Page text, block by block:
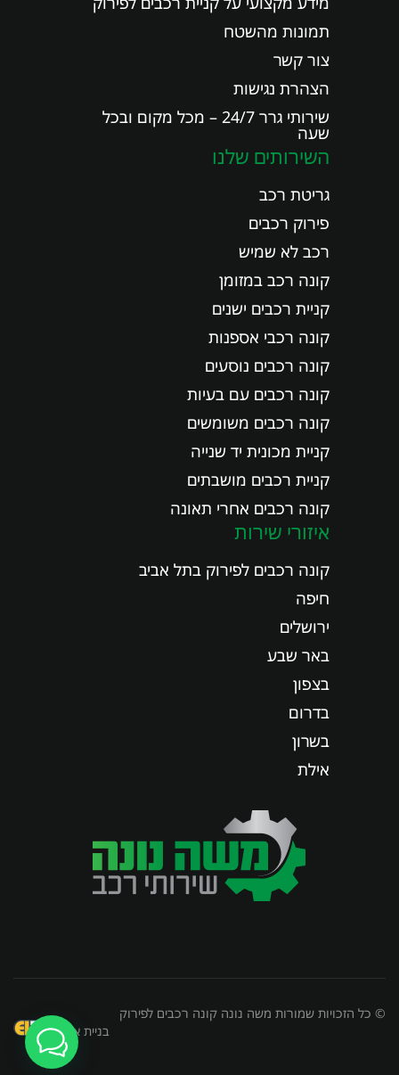
תמונות מהשטח
צור קשר
הצהרת נגישות
שירותי גרר 24/7 – מכל מקום ובכל
שעה
השירותים שלנו
גריטת רכב
פירוק רכבים
רכב לא שמיש
קונה רכב במזומן
קניית רכבים ישנים
קונה רכבי אספנות
קונה רכבים נוסעים
קונה רכבים עם בעיות
קונה רכבים משומשים
קניית מכונית יד שנייה
קניית רכבים מושבתים
קונה רכבים אחרי תאונה
איזורי שירות
קונה רכבים לפירוק בתל אביב
חיפה
ירושלים
באר שבע
בצפון
בדרום
בשרון
אילת
© כל הזכויות שמורות משה נונה קונה רכבים לפירוק
בניית אתרים